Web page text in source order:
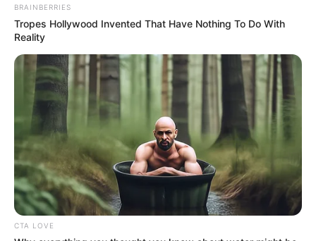
BRAINBERRIES
Tropes Hollywood Invented That Have Nothing To Do With
Reality
CTA LOVE